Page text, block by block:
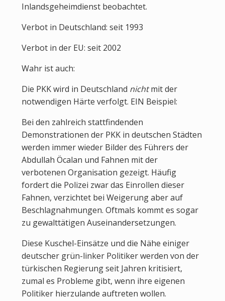
Inlandsgeheimdienst beobachtet.
Verbot in Deutschland: seit 1993
Verbot in der EU: seit 2002
Wahr ist auch:
Die PKK wird in Deutschland nichtmit der
notwendigen Härte verfolgt. EIN Beispiel:
Bei den zahlreich stattfindenden
Demonstrationen der PKK in deutschen Städten
werden immer wieder Bilder des Führers der
Abdullah Öcalan und Fahnen mit der
verbotenen Organisation gezeigt. Häufig
fordert die Polizei zwar das Einrollen dieser
Fahnen, verzichtet bei Weigerung aber auf
Beschlagnahmungen. Oftmals kommt es sogar
zu gewalttätigen Auseinandersetzungen.
Diese Kuschel-Einsätze und die Nähe einiger
deutscher grün-linker Politiker werden von der
türkischen Regierung seit Jahren kritisiert,
zumal es Probleme gibt, wenn ihre eigenen
Politiker hierzulande auftreten wollen.